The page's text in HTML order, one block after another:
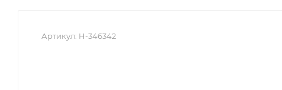
Артикул: H-346342